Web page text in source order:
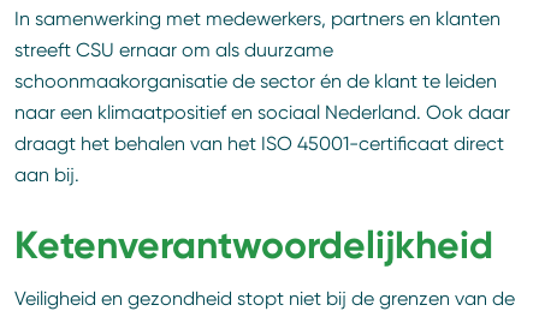
In samenwerking met medewerkers, partners en klanten
streeft CSU ernaar om als duurzame
schoonmaakorganisatie de sector én de klant te leiden
naar een klimaatpositief en sociaal Nederland. Ook daar
draagt het behalen van het ISO 45001-certificaat direct
aan bij.
Ketenverantwoordelijkheid
Veiligheid en gezondheid stopt niet bij de grenzen van de